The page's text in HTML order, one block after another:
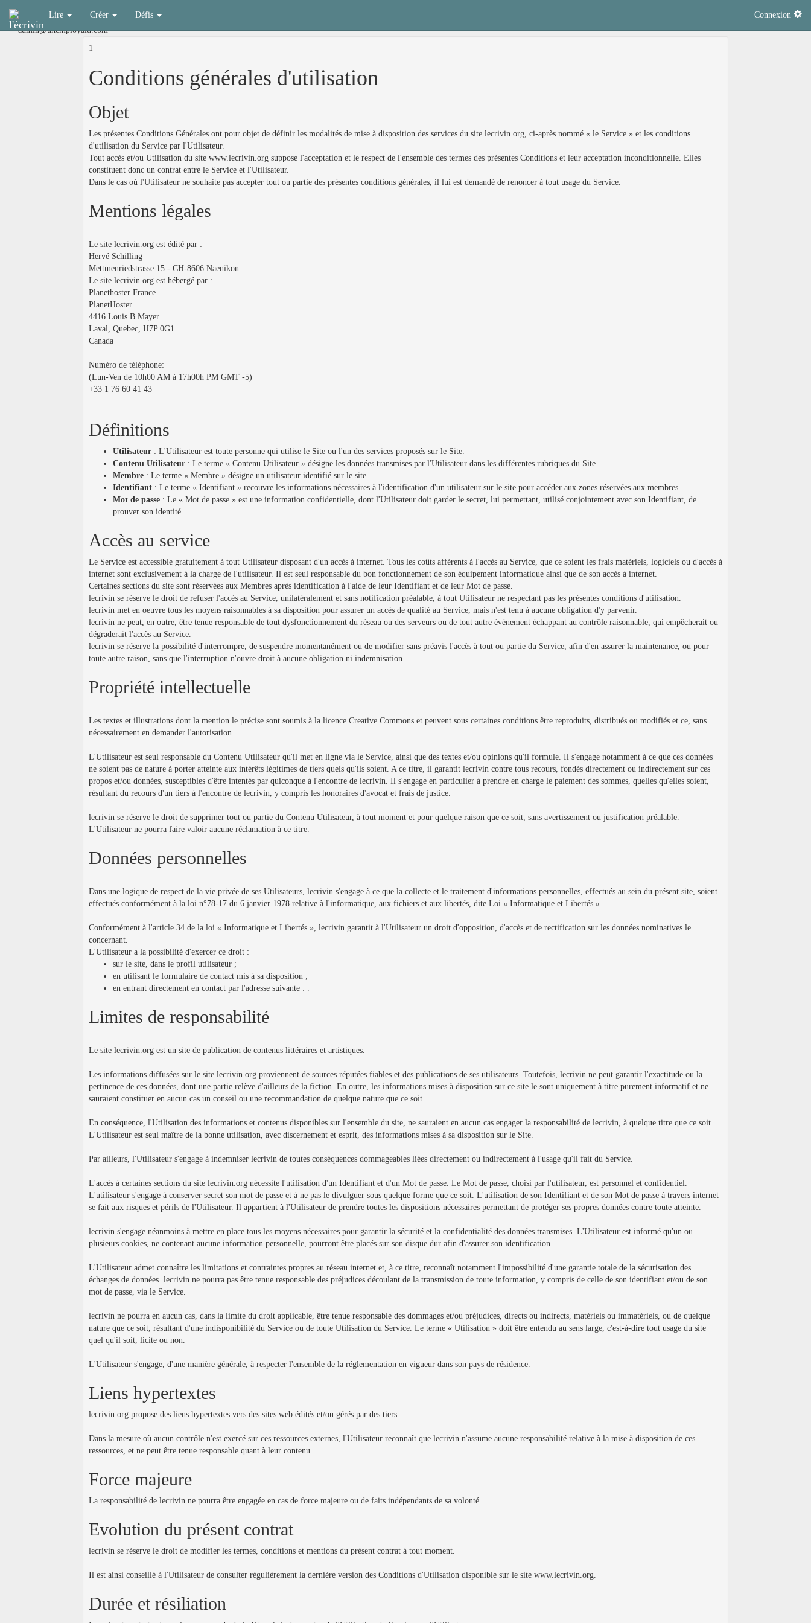
admin@unemployaid.com
Lire Créer Défis Connexion
1
Conditions générales d'utilisation
Objet
Les présentes Conditions Générales ont pour objet de définir les modalités de mise à disposition des services du site lecrivin.org, ci-après nommé « le Service » et les conditions
d'utilisation du Service par l'Utilisateur.
Tout accès et/ou Utilisation du site www.lecrivin.org suppose l'acceptation et le respect de l'ensemble des termes des présentes Conditions et leur acceptation inconditionnelle. Elles
constituent donc un contrat entre le Service et l'Utilisateur.
Dans le cas où l'Utilisateur ne souhaite pas accepter tout ou partie des présentes conditions générales, il lui est demandé de renoncer à tout usage du Service.
Mentions légales
Le site lecrivin.org est édité par :
Hervé Schilling
Mettmenriedstrasse 15 - CH-8606 Naenikon
Le site lecrivin.org est hébergé par :
Planethoster France
PlanetHoster
4416 Louis B Mayer
Laval, Quebec, H7P 0G1
Canada
Numéro de téléphone:
(Lun-Ven de 10h00 AM à 17h00h PM GMT -5)
+33 1 76 60 41 43
Définitions
Utilisateur : L'Utilisateur est toute personne qui utilise le Site ou l'un des services proposés sur le Site.
Contenu Utilisateur : Le terme « Contenu Utilisateur » désigne les données transmises par l'Utilisateur dans les différentes rubriques du Site.
Membre : Le terme « Membre » désigne un utilisateur identifié sur le site.
Identifiant : Le terme « Identifiant » recouvre les informations nécessaires à l'identification d'un utilisateur sur le site pour accéder aux zones réservées aux membres.
Mot de passe : Le « Mot de passe » est une information confidentielle, dont l'Utilisateur doit garder le secret, lui permettant, utilisé conjointement avec son Identifiant, de
prouver son identité.
Accès au service
Le Service est accessible gratuitement à tout Utilisateur disposant d'un accès à internet. Tous les coûts afférents à l'accès au Service, que ce soient les frais matériels, logiciels ou d'accès à
internet sont exclusivement à la charge de l'utilisateur. Il est seul responsable du bon fonctionnement de son équipement informatique ainsi que de son accès à internet.
Certaines sections du site sont réservées aux Membres après identification à l'aide de leur Identifiant et de leur Mot de passe.
lecrivin se réserve le droit de refuser l'accès au Service, unilatéralement et sans notification préalable, à tout Utilisateur ne respectant pas les présentes conditions d'utilisation.
lecrivin met en oeuvre tous les moyens raisonnables à sa disposition pour assurer un accès de qualité au Service, mais n'est tenu à aucune obligation d'y parvenir.
lecrivin ne peut, en outre, être tenue responsable de tout dysfonctionnement du réseau ou des serveurs ou de tout autre événement échappant au contrôle raisonnable, qui empêcherait ou
dégraderait l'accès au Service.
lecrivin se réserve la possibilité d'interrompre, de suspendre momentanément ou de modifier sans préavis l'accès à tout ou partie du Service, afin d'en assurer la maintenance, ou pour
toute autre raison, sans que l'interruption n'ouvre droit à aucune obligation ni indemnisation.
Propriété intellectuelle
Les textes et illustrations dont la mention le précise sont soumis à la licence Creative Commons et peuvent sous certaines conditions être reproduits, distribués ou modifiés et ce, sans
nécessairement en demander l'autorisation.
L'Utilisateur est seul responsable du Contenu Utilisateur qu'il met en ligne via le Service, ainsi que des textes et/ou opinions qu'il formule. Il s'engage notamment à ce que ces données
ne soient pas de nature à porter atteinte aux intérêts légitimes de tiers quels qu'ils soient. A ce titre, il garantit lecrivin contre tous recours, fondés directement ou indirectement sur ces
propos et/ou données, susceptibles d'être intentés par quiconque à l'encontre de lecrivin. Il s'engage en particulier à prendre en charge le paiement des sommes, quelles qu'elles soient,
résultant du recours d'un tiers à l'encontre de lecrivin, y compris les honoraires d'avocat et frais de justice.
lecrivin se réserve le droit de supprimer tout ou partie du Contenu Utilisateur, à tout moment et pour quelque raison que ce soit, sans avertissement ou justification préalable.
L'Utilisateur ne pourra faire valoir aucune réclamation à ce titre.
Données personnelles
Dans une logique de respect de la vie privée de ses Utilisateurs, lecrivin s'engage à ce que la collecte et le traitement d'informations personnelles, effectués au sein du présent site, soient
effectués conformément à la loi n°78-17 du 6 janvier 1978 relative à l'informatique, aux fichiers et aux libertés, dite Loi « Informatique et Libertés ».
Conformément à l'article 34 de la loi « Informatique et Libertés », lecrivin garantit à l'Utilisateur un droit d'opposition, d'accès et de rectification sur les données nominatives le
concernant.
L'Utilisateur a la possibilité d'exercer ce droit :
sur le site, dans le profil utilisateur ;
en utilisant le formulaire de contact mis à sa disposition ;
en entrant directement en contact par l'adresse suivante : .
Limites de responsabilité
Le site lecrivin.org est un site de publication de contenus littéraires et artistiques.
Les informations diffusées sur le site lecrivin.org proviennent de sources réputées fiables et des publications de ses utilisateurs. Toutefois, lecrivin ne peut garantir l'exactitude ou la
pertinence de ces données, dont une partie relève d'ailleurs de la fiction. En outre, les informations mises à disposition sur ce site le sont uniquement à titre purement informatif et ne
sauraient constituer en aucun cas un conseil ou une recommandation de quelque nature que ce soit.
En conséquence, l'Utilisation des informations et contenus disponibles sur l'ensemble du site, ne sauraient en aucun cas engager la responsabilité de lecrivin, à quelque titre que ce soit.
L'Utilisateur est seul maître de la bonne utilisation, avec discernement et esprit, des informations mises à sa disposition sur le Site.
Par ailleurs, l'Utilisateur s'engage à indemniser lecrivin de toutes conséquences dommageables liées directement ou indirectement à l'usage qu'il fait du Service.
L'accès à certaines sections du site lecrivin.org nécessite l'utilisation d'un Identifiant et d'un Mot de passe. Le Mot de passe, choisi par l'utilisateur, est personnel et confidentiel.
L'utilisateur s'engage à conserver secret son mot de passe et à ne pas le divulguer sous quelque forme que ce soit. L'utilisation de son Identifiant et de son Mot de passe à travers internet
se fait aux risques et périls de l'Utilisateur. Il appartient à l'Utilisateur de prendre toutes les dispositions nécessaires permettant de protéger ses propres données contre toute atteinte.
lecrivin s'engage néanmoins à mettre en place tous les moyens nécessaires pour garantir la sécurité et la confidentialité des données transmises. L'Utilisateur est informé qu'un ou
plusieurs cookies, ne contenant aucune information personnelle, pourront être placés sur son disque dur afin d'assurer son identification.
L'Utilisateur admet connaître les limitations et contraintes propres au réseau internet et, à ce titre, reconnaît notamment l'impossibilité d'une garantie totale de la sécurisation des
échanges de données. lecrivin ne pourra pas être tenue responsable des préjudices découlant de la transmission de toute information, y compris de celle de son identifiant et/ou de son
mot de passe, via le Service.
lecrivin ne pourra en aucun cas, dans la limite du droit applicable, être tenue responsable des dommages et/ou préjudices, directs ou indirects, matériels ou immatériels, ou de quelque
nature que ce soit, résultant d'une indisponibilité du Service ou de toute Utilisation du Service. Le terme « Utilisation » doit être entendu au sens large, c'est-à-dire tout usage du site
quel qu'il soit, licite ou non.
L'Utilisateur s'engage, d'une manière générale, à respecter l'ensemble de la réglementation en vigueur dans son pays de résidence.
Liens hypertextes
lecrivin.org propose des liens hypertextes vers des sites web édités et/ou gérés par des tiers.
Dans la mesure où aucun contrôle n'est exercé sur ces ressources externes, l'Utilisateur reconnaît que lecrivin n'assume aucune responsabilité relative à la mise à disposition de ces
ressources, et ne peut être tenue responsable quant à leur contenu.
Force majeure
La responsabilité de lecrivin ne pourra être engagée en cas de force majeure ou de faits indépendants de sa volonté.
Evolution du présent contrat
lecrivin se réserve le droit de modifier les termes, conditions et mentions du présent contrat à tout moment.
Il est ainsi conseillé à l'Utilisateur de consulter régulièrement la dernière version des Conditions d'Utilisation disponible sur le site www.lecrivin.org.
Durée et résiliation